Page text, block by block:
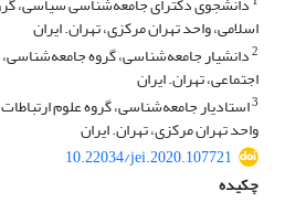
اسلامی، واحد تهران مرکزی، تهران. ایران
2دانشیار جامعه‌شناسی، گروه
اجتماعی، تهران. ایران
3استادیار جامعه‌شناسی، گروه علوم
واحد تهران مرکزی، تهران. ایران
10.22034/jei.2020.107721
چکیده